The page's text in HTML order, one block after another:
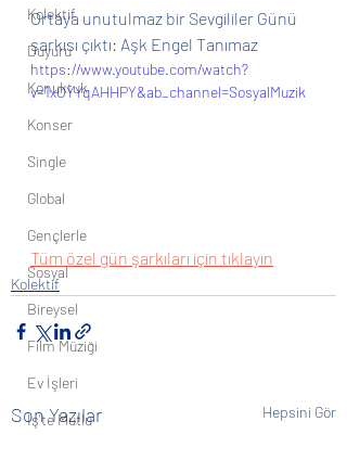
Kolektif
Duyuru
Konuktuk
Konser
Single
Global
Gençlerle
Sosyal
Bireysel
Film Müziği
Ev İşleri
İş'te Mutlu
Ortaya unutulmaz bir Sevgililer Günü
şarkısı çıktı: Aşk Engel Tanımaz
https://www.youtube.com/watch?
v=1xOYYqAHHPY&ab_channel=SosyalMuzik
Tüm özel gün şarkıları için tıklayın
Kolektif
Son Yazılar Hepsini Gör